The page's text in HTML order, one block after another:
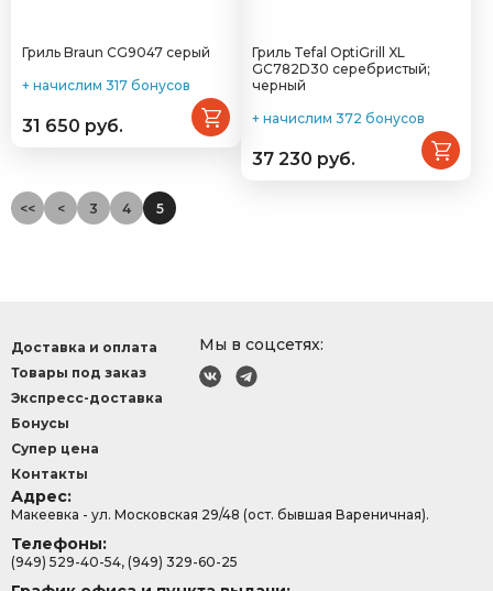
Гриль Braun CG9047 серый
+ начислим 317 бонусов
31 650 руб.
Гриль Tefal OptiGrill XL
GC782D30 серебристый;
черный
+ начислим 372 бонусов
37 230 руб.
<< < 3 4 5
Мы в соцсетях:
Доставка и оплата
Товары под заказ
Экспресс-доставка
Бонусы
Супер цена
Контакты
Адрес:
Макеевка - ул. Московская 29/48 (ост. бывшая Вареничная).
Телефоны:
(949) 529-40-54, (949) 329-60-25